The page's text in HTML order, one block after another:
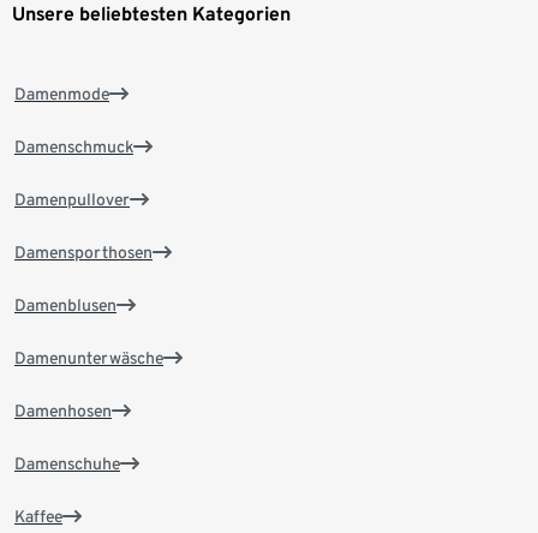
Unsere beliebtesten Kategorien
Damenmode
Damenschmuck
Damenpullover
Damensporthosen
Damenblusen
Damenunterwäsche
Damenhosen
Damenschuhe
Kaffee